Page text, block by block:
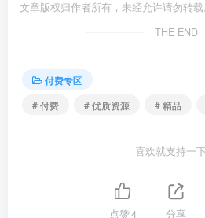
文章版权归作者所有，未经允许请勿转载
THE END
付费专区
# 付费
# 优质资源 # 精品
喜欢就支持一
点赞4 分享